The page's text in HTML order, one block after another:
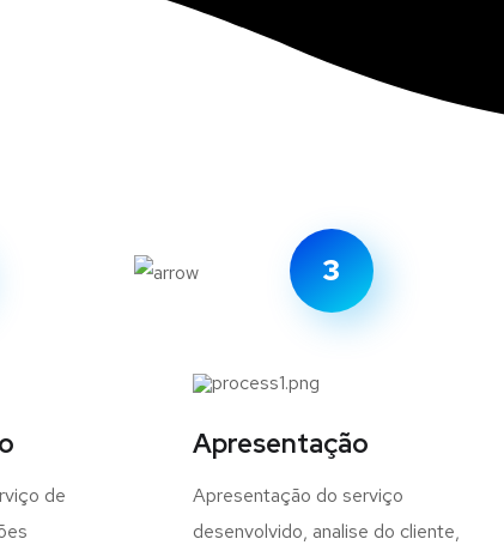
de
3
Apresentação
Apresentação do serviço
desenvolvido, analise do cliente,